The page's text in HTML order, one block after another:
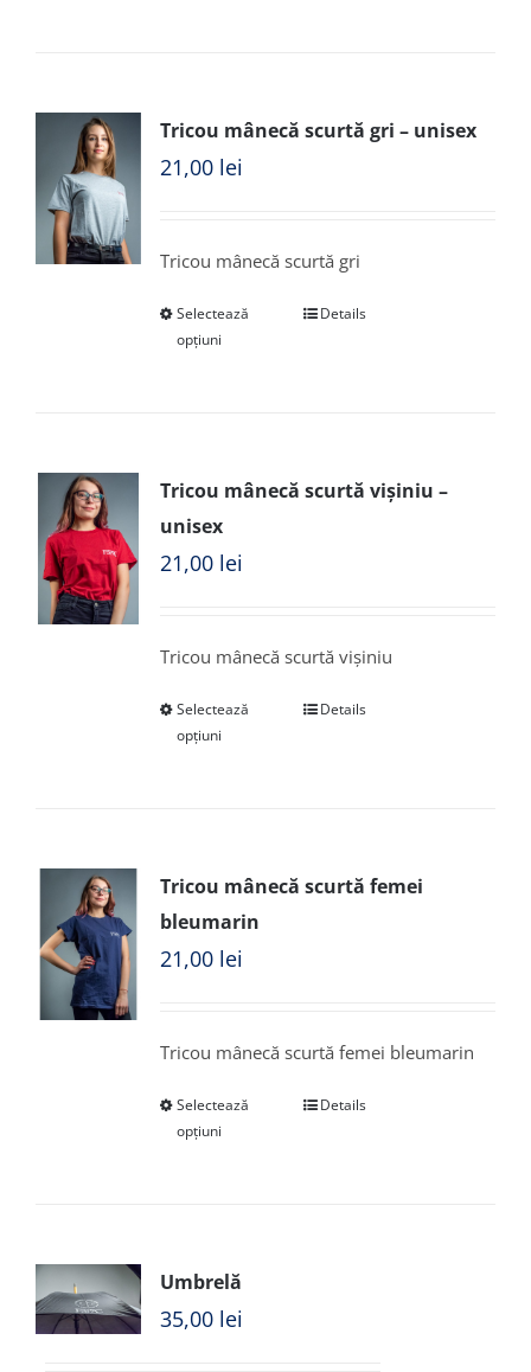
Tricou mânecă scurtă gri – unisex
21,00 lei
Tricou mânecă scurtă gri
Selectează
opțiuni
Details
Tricou mânecă scurtă vișiniu –
unisex
21,00 lei
Tricou mânecă scurtă vișiniu
Selectează
opțiuni
Details
Tricou mânecă scurtă femei
bleumarin
21,00 lei
Tricou mânecă scurtă femei bleumarin
Selectează
opțiuni
Details
Umbrelă
35,00 lei